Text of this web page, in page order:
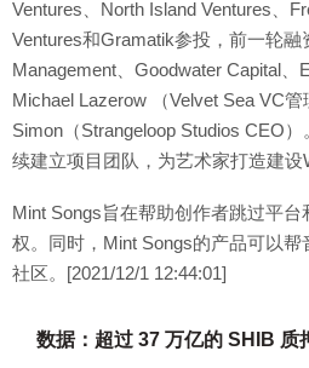
Ventures、North Island Ventures、
Ventures和Gramatik参投，前一轮
Management、Goodwater Capital、
Michael Lazerow （Velvet Sea VC
Simon（Strangeloop Studios CEO
续建立项目团队，为艺术家打造建设
Mint Songs旨在帮助创作者跳过平
权。同时，Mint Songs的产品可以
社区。[2021/12/1 12:44:01]
数据：超过 37 万亿的 SHIB 质